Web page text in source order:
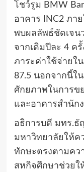
โชว์รูม BMW
อาคาร INC2 ภา
พบผลลัพธ์ชัดเจน
จากเดิมปีละ 4 ค
ภาระค่าใช้จ่ายใ
87.5 นอกจากนี้ใ
ศักยภาพในการข
และอาคารสำนัก
อธิการบดี มทร.ธั
มหาวิทยาลัยให้
ทักษะตรงตามคว
สหกิจศึกษาช่วยใ